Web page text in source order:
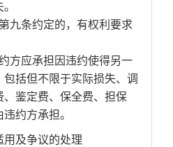
九条约定的，有权利要求
方应承担因违约使得另一
括但不限于实际损失、调
鉴定费、保全费、担保
约方承担。
及争议的处理